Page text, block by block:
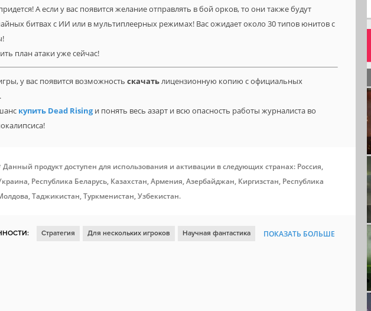
А если у вас появится желание отправлять в бой орков, то они также будут
битвах с ИИ или в мультиплеерных режимах! Вас ожидает около 30 типов юнитов с
план атаки уже сейчас!
у вас появится возможность скачатьлицензионную копию с официальных
купить Dead Risingи понять весь азарт и всю опасность работы журналиста во
Данный продукт доступен для использования и активации в следующих странах: Россия,
Республика Беларусь, Казахстан, Армения, Азербайджан, Киргизстан, Республика
Таджикистан, Туркменистан, Узбекистан.
Стратегия Для нескольких игроков Научная фантастика ПОКАЗАТЬ БОЛЬШЕ